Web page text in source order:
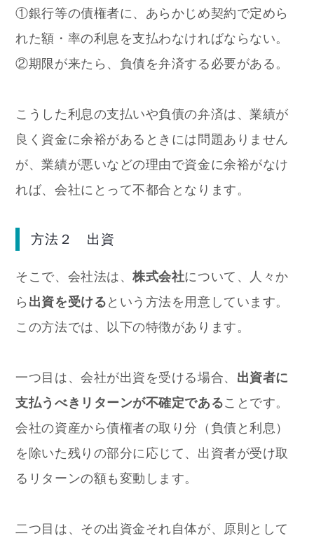
①銀行等の債権者に、あらかじめ契約で定めら
れた額・率の利息を支払わなければならない。
②期限が来たら、負債を弁済する必要がある。
こうした利息の支払いや負債の弁済は、業績が
良く資金に余裕があるときには問題ありません
が、業績が悪いなどの理由で資金に余裕がなけ
れば、会社にとって不都合となります。
方法２ 出資
そこで、会社法は、株式会社について、人々か
ら 出資を受ける という方法を用意しています。
この方法では、以下の特徴があります。
一つ目は、会社が出資を受ける場合、 出資者に
支払うべきリターンが不確定であることです。
会社の資産から債権者の取り分（負債と利息）
を除いた残りの部分に応じて、出資者が受け取
るリターンの額も変動します。
二つ目は、その出資金それ自体が、原則として